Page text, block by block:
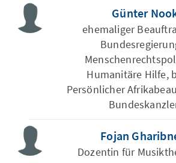
Günter
ehemaliger
Humanitäre Hilfe,
Persönlicher
Fojan
Dozentin für